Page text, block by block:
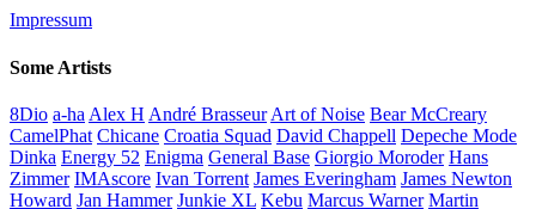
Impressum
Some Artists
8Dio a-ha Alex H André Brasseur Art of Noise Bear McCreary
CamelPhat Chicane Croatia Squad David Chappell Depeche Mode
Dinka Energy 52 Enigma General Base Giorgio Moroder Hans
Zimmer IMAscore Ivan Torrent James Everingham James Newton
Howard Jan Hammer Junkie XL Kebu Marcus Warner Martin